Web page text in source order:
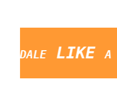
LIKE a la